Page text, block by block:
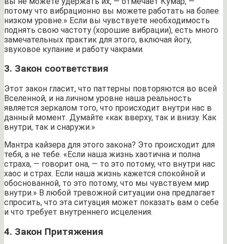
потому что вибрационно вы можете работать на более
низком уровне.» Если вы чувствуете необходимость
поднять свою частоту (хорошие вибрации), есть много
замечательных практик для этого, включая йогу,
звуковое купание и работу чакрами.
3. Закон соответствия
Этот закон гласит, что паттерны повторяются во всей
Вселенной, и на личном уровне наша реальность
является зеркалом того, что происходит внутри нас в
данный момент. Думайте «как вверху, так и внизу. Как
внутри, так и снаружи.»
Мантра кайзера для этого закона? Это происходит для
тебя, а не тебе. «Если наша жизнь хаотична и полна
страха, — говорит она, — то это потому, что внутри нас
хаос и страх. Если наша жизнь кажется спокойной и
обоснованной, то это потому, что мы чувствуем мир
внутри.» В любой тревожной ситуации она предлагает
спросить, что эта ситуация может показать вам о себе
и что требует внутреннего исцеления.
4. Закон Притяжения